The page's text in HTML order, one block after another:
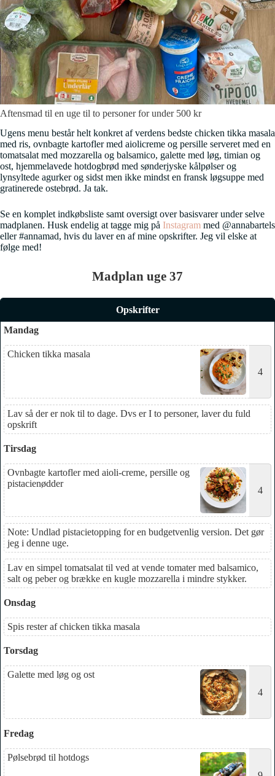
Aftensmad til en uge til to personer for under 500 kr
Ugens menu består helt konkret af verdens bedste chicken tikka masala
med ris, ovnbagte kartofler med aiolicreme og persille serveret med en
tomatsalat med mozzarella og balsamico, galette med løg, timian og
ost, hjemmelavede hotdogbrød med sønderjyske kålpølser og
lynsyltede agurker og sidst men ikke mindst en fransk løgsuppe med
gratinerede ostebrød. Ja tak.
Se en komplet indkøbsliste samt oversigt over basisvarer under selve
madplanen. Husk endelig at tagge mig på Instagram med @annabartels
eller #annamad, hvis du laver en af mine opskrifter. Jeg vil elske at
følge med!
Madplan uge 37
Opskrifter
Mandag
Chicken tikka masala
4
Lav så der er nok til to dage. Dvs er I to personer, laver du fuld
opskrift
Tirsdag
Ovnbagte kartofler med aioli-creme, persille og
pistacienødder
4
Note: Undlad pistacietopping for en budgetvenlig version. Det gør
jeg i denne uge.
Lav en simpel tomatsalat til ved at vende tomater med balsamico,
salt og peber og brække en kugle mozzarella i mindre stykker.
Onsdag
Spis rester af chicken tikka masala
Torsdag
Galette med løg og ost
4
Fredag
Pølsebrød til hotdogs